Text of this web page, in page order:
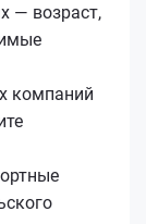
— возраст,
компаний